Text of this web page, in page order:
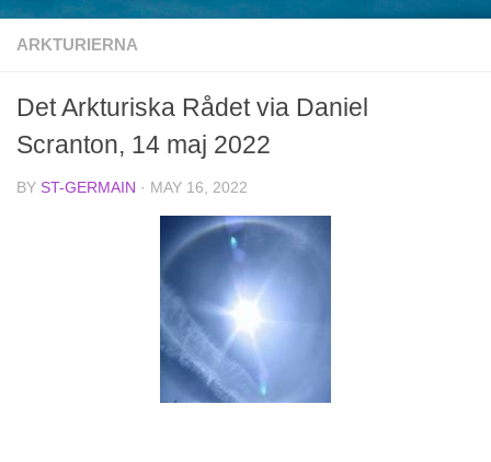
ARKTURIERNA
Det Arkturiska Rådet via Daniel
Scranton, 14 maj 2022
BY ST-GERMAIN · MAY 16, 2022